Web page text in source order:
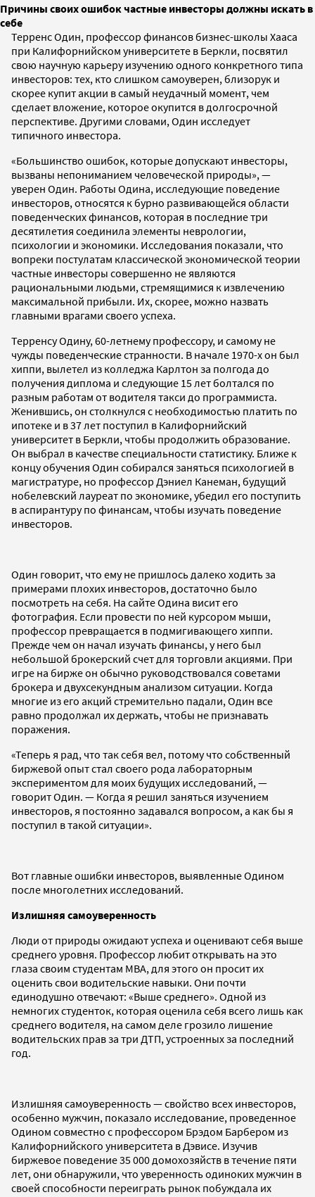
Причины своих ошибок частные инвесторы должны искать в
себе
Терренс Один, профессор финансов бизнес-школы Хааса
при Калифорнийском университете в Беркли, посвятил
свою научную карьеру изучению одного конкретного типа
инвесторов: тех, кто слишком самоуверен, близорук и
скорее купит акции в самый неудачный момент, чем
сделает вложение, которое окупится в долгосрочной
перспективе. Другими словами, Один исследует
типичного инвестора.
«Большинство ошибок, которые допускают инвесторы,
вызваны непониманием человеческой природы», —
уверен Один. Работы Одина, исследующие поведение
инвесторов, относятся к бурно развивающейся области
поведенческих финансов, которая в последние три
десятилетия соединила элементы неврологии,
психологии и экономики. Исследования показали, что
вопреки постулатам классической экономической теории
частные инвесторы совершенно не являются
рациональными людьми, стремящимися к извлечению
максимальной прибыли. Их, скорее, можно назвать
главными врагами своего успеха.
Терренсу Одину, 60-летнему профессору, и самому не
чужды поведенческие странности. В начале 1970-х он был
хиппи, вылетел из колледжа Карлтон за полгода до
получения диплома и следующие 15 лет болтался по
разным работам от водителя такси до программиста.
Женившись, он столкнулся с необходимостью платить по
ипотеке и в 37 лет поступил в Калифорнийский
университет в Беркли, чтобы продолжить образование.
Он выбрал в качестве специальности статистику. Ближе к
концу обучения Один собирался заняться психологией в
магистратуре, но профессор Дэниел Канеман, будущий
нобелевский лауреат по экономике, убедил его поступить
в аспирантуру по финансам, чтобы изучать поведение
инвесторов.
Один говорит, что ему не пришлось далеко ходить за
примерами плохих инвесторов, достаточно было
посмотреть на себя. На сайте Одина висит его
фотография. Если провести по ней курсором мыши,
профессор превращается в подмигивающего хиппи.
Прежде чем он начал изучать финансы, у него был
небольшой брокерский счет для торговли акциями. При
игре на бирже он обычно руководствовался советами
брокера и двухсекундным анализом ситуации. Когда
многие из его акций стремительно падали, Один все
равно продолжал их держать, чтобы не признавать
поражения.
«Теперь я рад, что так себя вел, потому что собственный
биржевой опыт стал своего рода лабораторным
экспериментом для моих будущих исследований, —
говорит Один. — Когда я решил заняться изучением
инвесторов, я постоянно задавался вопросом, а как бы я
поступил в такой ситуации».
Вот главные ошибки инвесторов, выявленные Одином
после многолетних исследований.
Излишняя самоуверенность
Люди от природы ожидают успеха и оценивают себя выше
среднего уровня. Профессор любит открывать на это
глаза своим студентам MBA, для этого он просит их
оценить свои водительские навыки. Они почти
единодушно отвечают: «Выше среднего». Одной из
немногих студенток, которая оценила себя всего лишь как
среднего водителя, на самом деле грозило лишение
водительских прав за три ДТП, устроенных за последний
год.
Излишняя самоуверенность — свойство всех инвесторов,
особенно мужчин, показало исследование, проведенное
Одином совместно с профессором Брэдом Барбером из
Калифорнийского университета в Дэвисе. Изучив
биржевое поведение 35 000 домохозяйств в течение пяти
лет, они обнаружили, что уверенность одиноких мужчин в
своей способности переиграть рынок побуждала их